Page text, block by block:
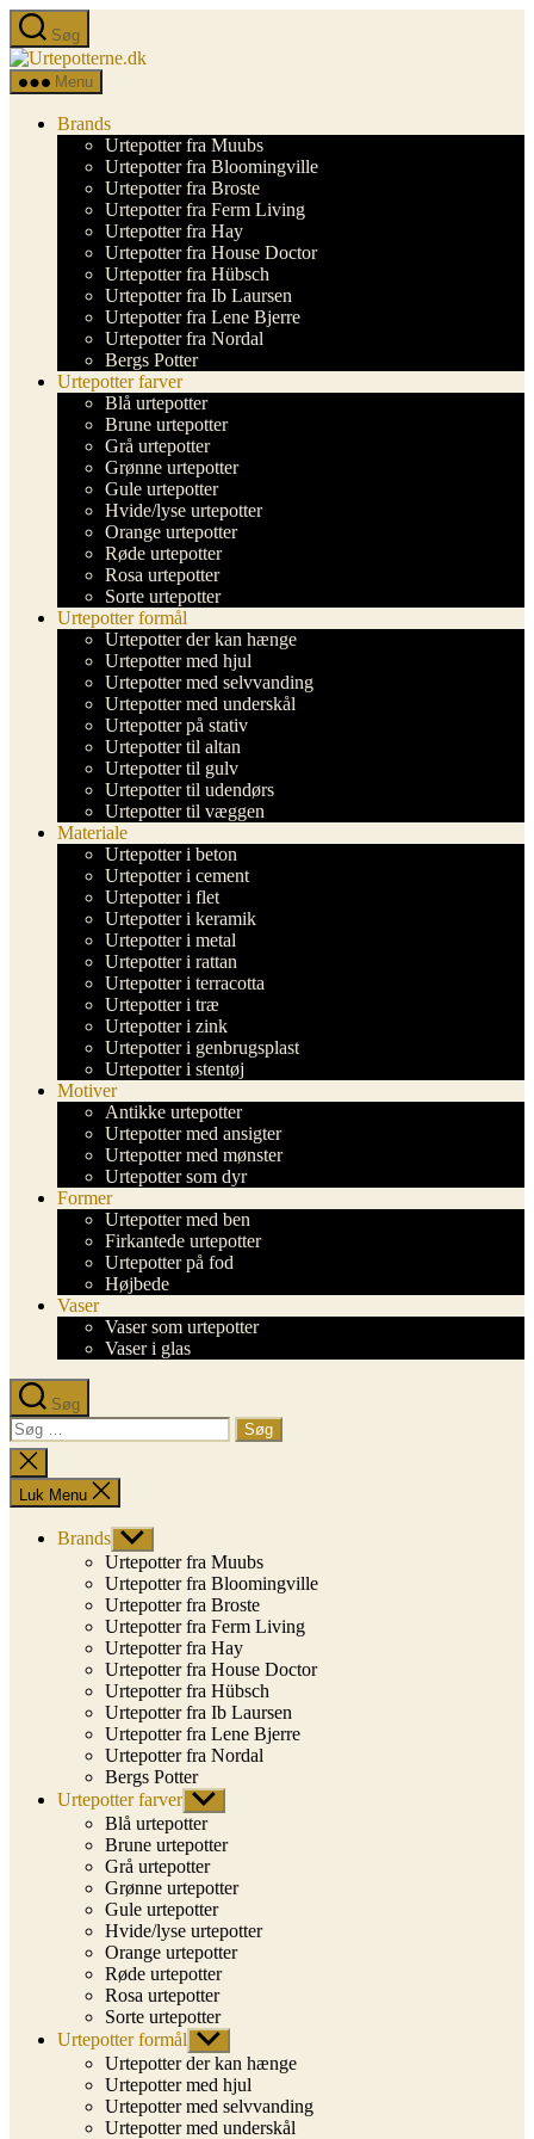
Spring
til
indholdet
Søg
Urtepotterne.dk
Menu
Brands
Urtepotter fra Muubs
Urtepotter fra Bloomingville
Urtepotter fra Broste
Urtepotter fra Ferm Living
Urtepotter fra Hay
Urtepotter fra House Doctor
Urtepotter fra Hübsch
Urtepotter fra Ib Laursen
Urtepotter fra Lene Bjerre
Urtepotter fra Nordal
Bergs Potter
Urtepotter farver
Blå urtepotter
Brune urtepotter
Grå urtepotter
Grønne urtepotter
Gule urtepotter
Hvide/lyse urtepotter
Orange urtepotter
Røde urtepotter
Rosa urtepotter
Sorte urtepotter
Urtepotter formål
Urtepotter der kan hænge
Urtepotter med hjul
Urtepotter med selvvanding
Urtepotter med underskål
Urtepotter på stativ
Urtepotter til altan
Urtepotter til gulv
Urtepotter til udendørs
Urtepotter til væggen
Materiale
Urtepotter i beton
Urtepotter i cement
Urtepotter i flet
Urtepotter i keramik
Urtepotter i metal
Urtepotter i rattan
Urtepotter i terracotta
Urtepotter i træ
Urtepotter i zink
Urtepotter i genbrugsplast
Urtepotter i stentøj
Motiver
Antikke urtepotter
Urtepotter med ansigter
Urtepotter med mønster
Urtepotter som dyr
Former
Urtepotter med ben
Firkantede urtepotter
Urtepotter på fod
Højbede
Vaser
Vaser som urtepotter
Vaser i glas
Søg
Søg
efter:
Luk
søgning
Luk Menu
Brands Vis
undermenu
Urtepotter fra Muubs
Urtepotter fra Bloomingville
Urtepotter fra Broste
Urtepotter fra Ferm Living
Urtepotter fra Hay
Urtepotter fra House Doctor
Urtepotter fra Hübsch
Urtepotter fra Ib Laursen
Urtepotter fra Lene Bjerre
Urtepotter fra Nordal
Bergs Potter
Urtepotter farver Vis
undermenu
Blå urtepotter
Brune urtepotter
Grå urtepotter
Grønne urtepotter
Gule urtepotter
Hvide/lyse urtepotter
Orange urtepotter
Røde urtepotter
Rosa urtepotter
Sorte urtepotter
Urtepotter formål Vis
undermenu
Urtepotter der kan hænge
Urtepotter med hjul
Urtepotter med selvvanding
Urtepotter med underskål